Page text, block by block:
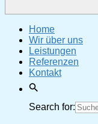
Home
Wir über uns
Leistungen
Referenzen
Kontakt
Search for: